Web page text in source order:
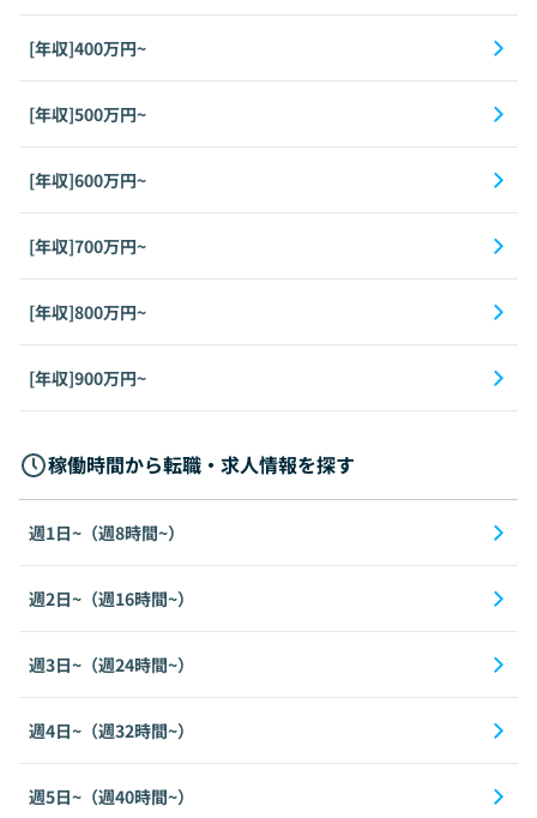
[年収]400万円~
[年収]500万円~
[年収]600万円~
[年収]700万円~
[年収]800万円~
[年収]900万円~
稼働時間から転職・求人情報を探す
週1日~（週8時間~）
週2日~（週16時間~）
週3日~（週24時間~）
週4日~（週32時間~）
週5日~（週40時間~）